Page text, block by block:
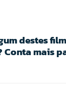
destes
mais